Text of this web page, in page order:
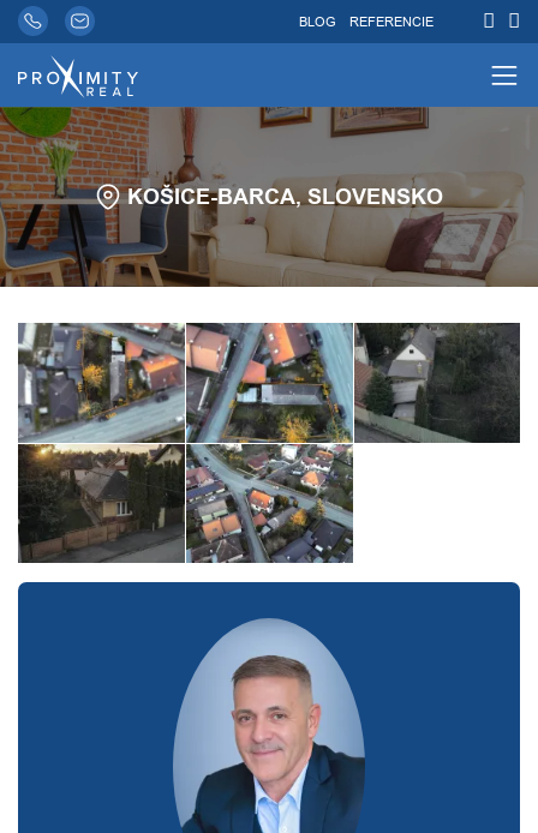
BLOG REFERENCIE
KOŠICE-BARCA, SLOVENSKO